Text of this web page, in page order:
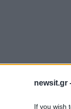
newsit.gr
If you wish